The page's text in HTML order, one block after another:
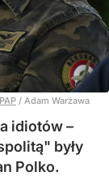
PAP / Adam Warżawa
idiotów –
były
Polko.